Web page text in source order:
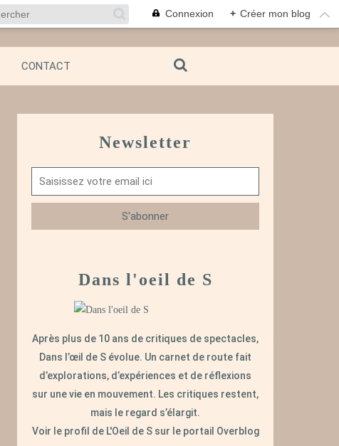
Connexion + Créer mon blog
CONTACT
Newsletter
Dans l'oeil de S
Après plus de 10 ans de critiques de spectacles,
Dans l’œil de S évolue. Un carnet de route fait
d’explorations, d’expériences et de réflexions
sur une vie en mouvement. Les critiques restent,
mais le regard s’élargit.
Voir le profil de L'Oeil de Ssur le portail Overblog